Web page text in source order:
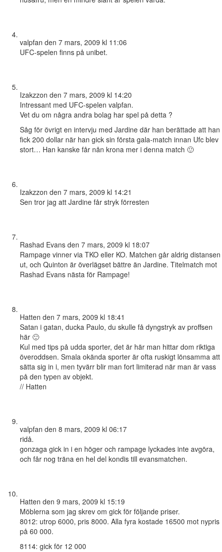
valpfan den 7 mars, 2009 kl 11:06
UFC-spelen finns på unibet.
Izakzzon den 7 mars, 2009 kl 14:20
Intressant med UFC-spelen valpfan.
Vet du om några andra bolag har spel på detta ?
Såg för övrigt en intervju med Jardine där han berättade att han
fick 200 dollar när han gick sin första gala-match innan Ufc blev
stort… Han kanske får nån krona mer i denna match 🙂
Izakzzon den 7 mars, 2009 kl 14:21
Sen tror jag att Jardine får stryk förresten
Rashad Evans den 7 mars, 2009 kl 18:07
Rampage vinner via TKO eller KO. Matchen går aldrig distansen
ut, och Quinton är överlägset bättre än Jardine. Titelmatch mot
Rashad Evans nästa för Rampage!
Hatten den 7 mars, 2009 kl 18:41
Satan i gatan, ducka Paulo, du skulle få dyngstryk av proffsen
här 🙂
Kul med tips på udda sporter, det är här man hittar dom riktiga
överoddsen. Smala okända sporter är ofta ruskigt lönsamma att
sätta sig in i, men tyvärr blir man fort limiterad när man är vass
på den typen av objekt.
// Hatten
valpfan den 8 mars, 2009 kl 06:17
ridå.
gonzaga gick in i en höger och rampage lyckades inte avgöra,
och får nog träna en hel del kondis till evansmatchen.
Hatten den 9 mars, 2009 kl 15:19
Möblerna som jag skrev om gick för följande priser.
8012: utrop 6000, pris 8000. Alla fyra kostade 16500 mot nypris
på 60 000.
8114: gick för 12 000